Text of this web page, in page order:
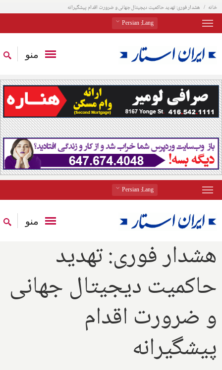
خانه هشدار فوری: تهدید حاکمیت دیجیتال جهانی و ضرورت اقدام پیشگیرانه
Lang
: Persian
منو
Lang
: Persian
منو
هشدار فوری: تهدید
حاکمیت دیجیتال جهانی
و ضرورت اقدام
پیشگیرانه